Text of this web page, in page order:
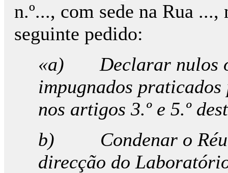
n.º..., com sede na Rua
seguinte pedido:
«a) Declarar nulos
impugnados
nos artigos 3.º e 5.º
b) Condenar o Réu a
direcção do